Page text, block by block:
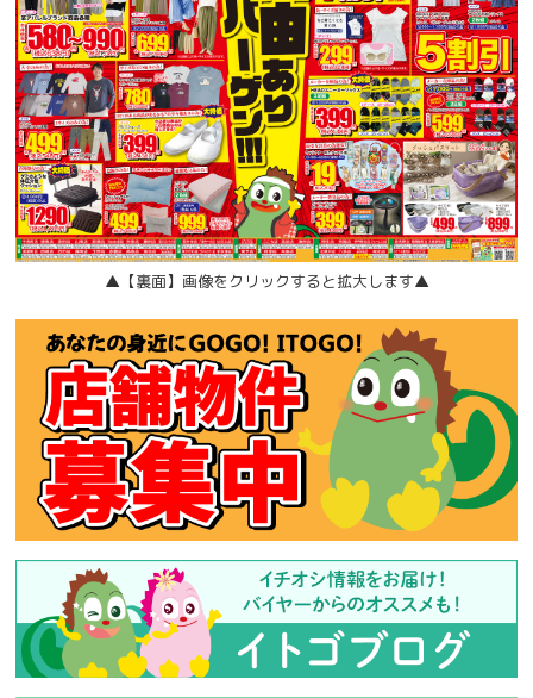
▲【裏面】画像をクリックすると拡大します▲